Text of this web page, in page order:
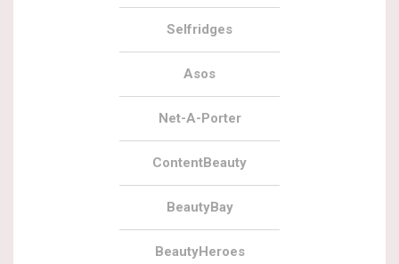
Selfridges
Asos
Net-A-Porter
ContentBeauty
BeautyBay
BeautyHeroes